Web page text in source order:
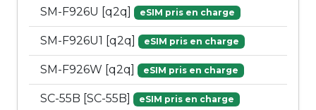
SM-F926U [q2q] eSIM pris en charge
SM-F926U1 [q2q] eSIM pris en charge
SM-F926W [q2q] eSIM pris en charge
SC-55B [SC-55B] eSIM pris en charge